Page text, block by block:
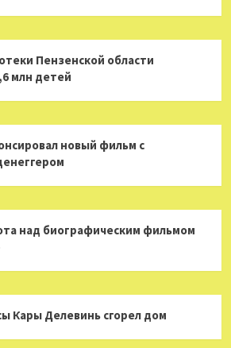
Пензенской области
млн детей
новый фильм с
над биографическим фильмом
Кары Делевинь сгорел дом